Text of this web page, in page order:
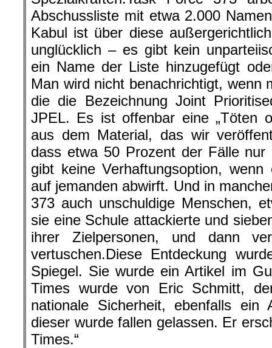
Abschussliste mit etwa 2.000
Kabul ist über diese
unglücklich – es gibt kein
ein Name der Liste hinzugefügt
Man wird nicht benachrichtigt, wenn
die die Bezeichnung Joint
JPEL. Es ist offenbar eine „Töten
aus dem Material, das wir
dass etwa 50 Prozent der Fälle
gibt keine Verhaftungsoption,
auf jemanden abwirft. Und in
373 auch unschuldige Menschen,
sie eine Schule attackierte und
ihrer Zielpersonen, und dann
vertuschen.Diese Entdeckung
Spiegel. Sie wurde ein Artikel im
Times wurde von Eric Schmitt,
nationale Sicherheit, ebenfalls ein
dieser wurde fallen gelassen. Er
Times.“